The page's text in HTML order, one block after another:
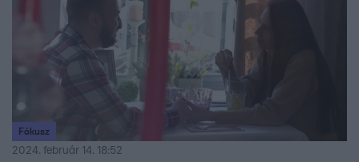
Fókusz
2024. február 14. 18:52